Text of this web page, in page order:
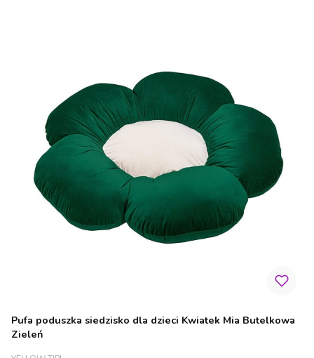
Pufa poduszka siedzisko dla dzieci Kwiatek Mia Butelkowa
Zieleń
PRODUCENT